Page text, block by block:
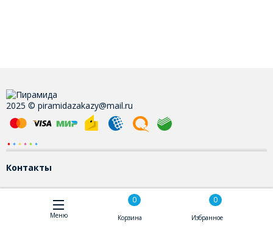
2025 © piramidazakazy@mail.ru
Контакты
Меню
0
Корзина
0
Избранное